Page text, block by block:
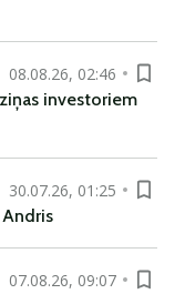
08.08.26, 02:46
investoriem
30.07.26, 01:25
07.08.26, 09:07